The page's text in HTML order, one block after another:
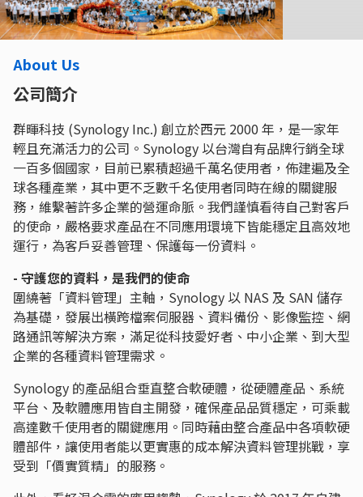
About Us
公司簡介
群暉科技 (Synology Inc.) 創立於西元 2000 年，是一家年
輕且充滿活力的公司。Synology 以台灣自有品牌行銷全球
一百多個國家，目前已累積超過千萬名使用者，佈建遍及全
球各種產業，其中更不乏數千名使用者同時在線的關鍵服
務，維繫著許多企業的營運命脈。我們謹慎看待自己對客戶
的使命，嚴格要求產品在不同應用環境下皆能穩定且高效地
運行，為客戶妥善管理、保護每一份資料。
- 守護您的資料，是我們的使命
圍繞著「資料管理」主軸，Synology 以 NAS 及 SAN 儲存
為基礎，發展出橫跨檔案伺服器、資料備份、影像監控、網
路通訊等解決方案，滿足從科技愛好者、中小企業、到大型
企業的各種資料管理需求。
Synology 的產品組合垂直整合軟硬體，從硬體產品、系統
平台、及軟體應用皆自主開發，確保產品品質穩定，可乘載
高達數千使用者的關鍵應用。同時藉由整合產品中各項軟硬
體部件，讓使用者能以更實惠的成本解決資料管理挑戰，享
受到「價實質精」的服務。